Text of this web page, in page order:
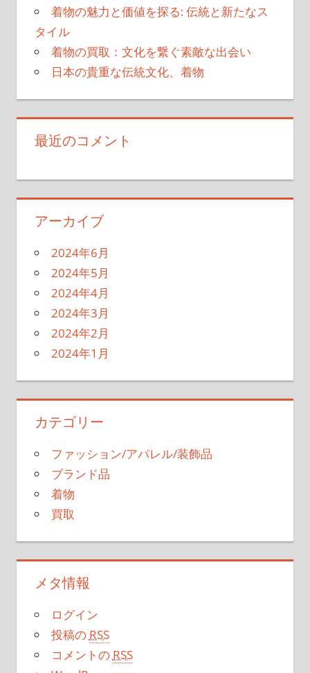
着物の魅力と価値を探る: 伝統と新たなス
タイル
着物の買取：文化を繋ぐ素敵な出会い
日本の貴重な伝統文化、着物
最近のコメント
アーカイブ
2024年6月
2024年5月
2024年4月
2024年3月
2024年2月
2024年1月
カテゴリー
ファッション/アパレル/装飾品
ブランド品
着物
買取
メタ情報
ログイン
投稿の RSS
コメントの RSS